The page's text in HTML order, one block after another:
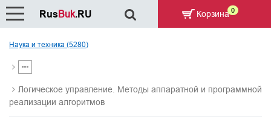
Наука и техника (5280)
Логическое управление. Методы аппаратной и программной
реализации алгоритмов
RusBuk.RU Корзина 0